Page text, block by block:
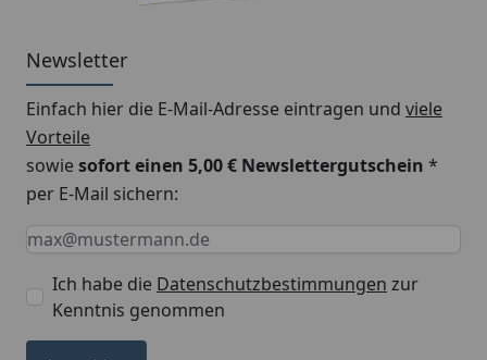
Newsletter
Einfach hier die E-Mail-Adresse eintragen und viele
Vorteile
sowiesofort einen 5,00 € Newslettergutschein *
per E-Mail sichern:
Keine Eingabe erforderlich
Eingabe erforderlich
E-Mail *
Ich habe die Datenschutzbestimmungen zur
Kenntnis genommen